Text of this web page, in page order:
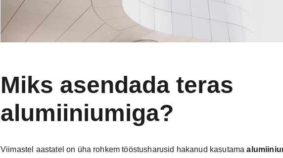
Miks asendada teras
alumiiniumiga?
Viimastel aastatel on üha rohkem tööstusharusid hakanud kasutama